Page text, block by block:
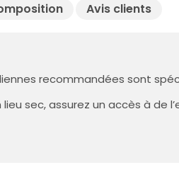
Avis clients
recommandées sont
sec, assurez un accès à de